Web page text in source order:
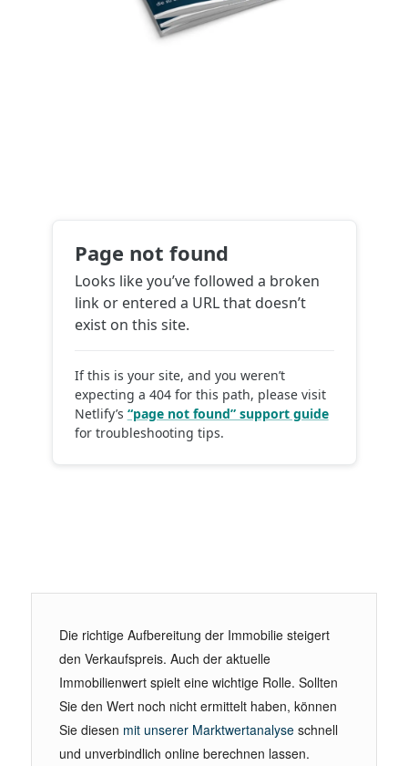
Die richtige Aufbereitung der Immobilie steigert
den Verkaufspreis. Auch der aktuelle
Immobilienwert spielt eine wichtige Rolle. Sollten
Sie den Wert noch nicht ermittelt haben, können
Sie diesen mit unserer Marktwertanalyseschnell
und unverbindlich online berechnen lassen.